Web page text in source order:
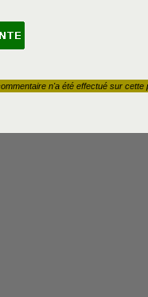
n'a été effectué sur cette